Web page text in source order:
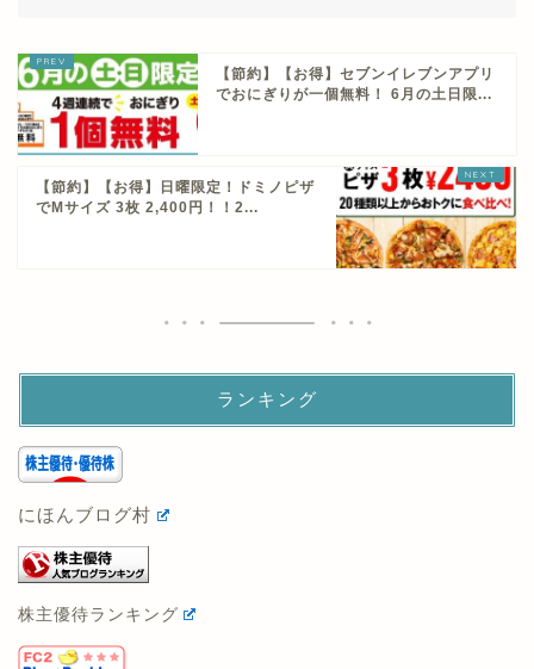
【節約】【お得】セブンイレブンアプリ
でおにぎりが一個無料！ 6月の土日限...
【節約】【お得】日曜限定！ドミノピザ
でMサイズ 3枚 2,400円！！2...
ランキング
にほんブログ村
株主優待ランキング